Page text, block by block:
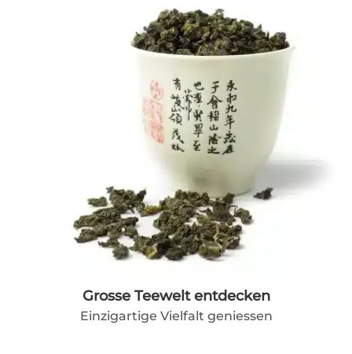
Grosse Teewelt entdecken
Einzigartige Vielfalt geniessen